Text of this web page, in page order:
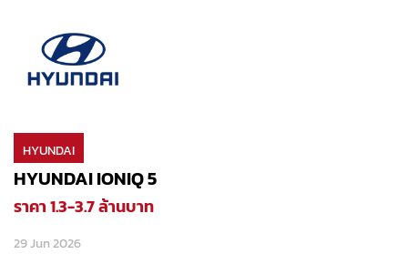
HYUNDAI
HYUNDAI IONIQ 5
ราคา 1.3-3.7 ล้านบาท
29 Jun 2026